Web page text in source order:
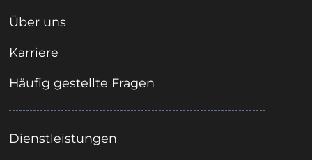
Über uns
Karriere
Häufig gestellte Fragen
Dienstleistungen